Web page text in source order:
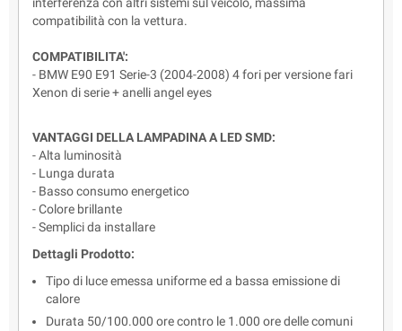
interferenza con altri sistemi sul veicolo, massima
compatibilità con la vettura.
COMPATIBILITA':
- BMW E90 E91 Serie-3 (2004-2008) 4 fori per versione fari
Xenon di serie + anelli angel eyes
VANTAGGI DELLA LAMPADINA A LED SMD:
- Alta luminosità
- Lunga durata
- Basso consumo energetico
- Colore brillante
- Semplici da installare
Dettagli Prodotto:
Tipo di luce emessa uniforme ed a bassa emissione di
calore
Durata 50/100.000 ore contro le 1.000 ore delle comuni